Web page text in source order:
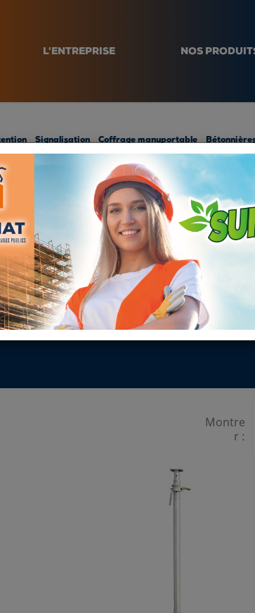
L'ENTREPRISE NOS
Signalisation Coffrage manuportable
B -
Montre
r :